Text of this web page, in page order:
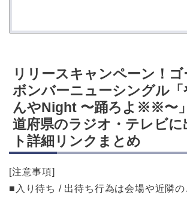
リリースキャンペーン！
ボンバーニューシングル
んやNight 〜踊ろよ※※〜
道府県のラジオ・テレビに
ト詳細リンクまとめ
[注意事項]
■入り待ち / 出待ち行為は会場や近隣